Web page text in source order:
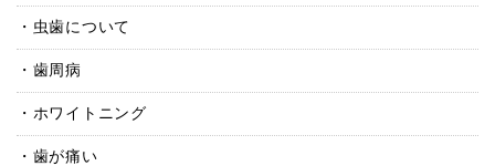
虫歯について
歯周病
ホワイトニング
歯が痛い